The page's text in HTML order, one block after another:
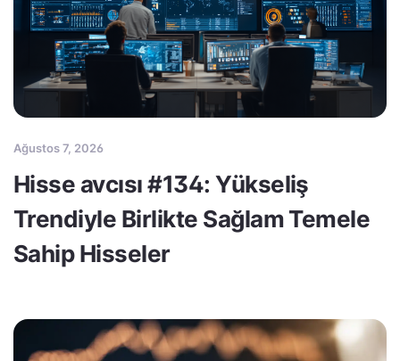
Ağustos 7, 2026
Hisse avcısı #134: Yükseliş
Trendiyle Birlikte Sağlam Temele
Sahip Hisseler